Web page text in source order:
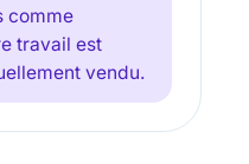
comme
travail est
vendu.